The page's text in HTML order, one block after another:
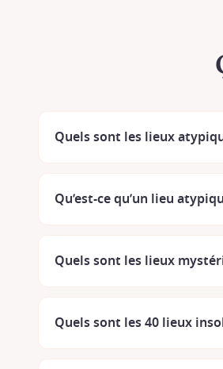
Quels sont les lieux
Qu’est-ce qu’un lieu
Quels sont les lieux
Quels sont les 40 lieux